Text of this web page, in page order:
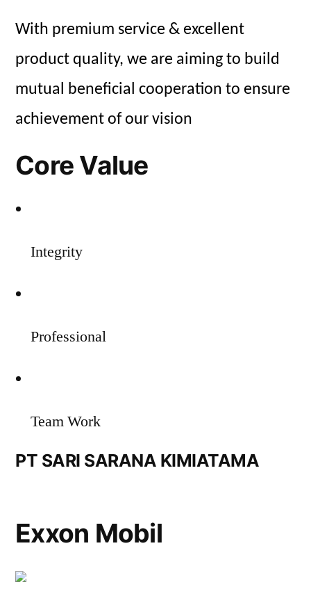
With premium service & excellent
product quality, we are aiming to build
mutual beneficial cooperation to ensure
achievement of our vision
Core Value
Integrity
Professional
Team Work
PT SARI SARANA KIMIATAMA
Exxon Mobil